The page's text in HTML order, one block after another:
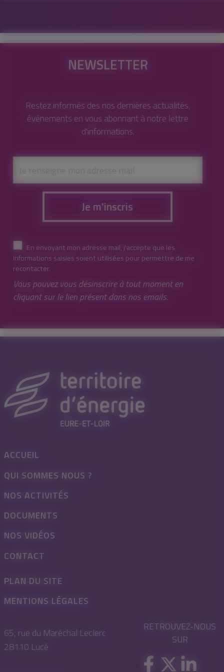
NEWSLETTER
Restez informés des nos dernières actualités,
événements en vous abonnant à notre lettre
d'informations.
Je m'inscris
En envoyant mon adresse mail, j'accepte que les
informations saisies soient utilisées pour permettre de me
recontacter.
Vous pouvez vous désinscrire à tout moment en
cliquant sur le lien présent dans nos emails.
65, rue du Maréchal Leclerc
28110 Lucé
ACCUEIL
QUI SOMMES NOUS ?
NOS ACTIVITÉS
DOCUMENTS
NOS VIDÉOS
CONTACT
PLAN DU SITE
MENTIONS LÉGALES
RETROUVEZ-NOUS
SUR